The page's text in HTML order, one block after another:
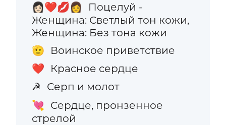
👩🏻‍❤️‍💋‍👩
Поцелуй -
Женщина: Светлый тон кожи,
Женщина: Без тона кожи
🫡 Воинское приветствие
❤️ Красное сердце
☭ Серп и молот
💘
Сердце, пронзенное
стрелой